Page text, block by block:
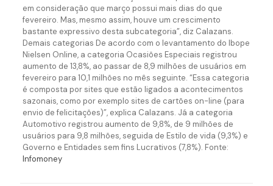
em consideração que março possui mais dias do que
fevereiro. Mas, mesmo assim, houve um crescimento
bastante expressivo desta subcategoria”, diz Calazans.
Demais categorias De acordo com o levantamento do Ibope
Nielsen Online, a categoria Ocasiões Especiais registrou
aumento de 13,8%, ao passar de 8,9 milhões de usuários em
fevereiro para 10,1 milhões no mês seguinte. “Essa categoria
é composta por sites que estão ligados a acontecimentos
sazonais, como por exemplo sites de cartões on-line (para
envio de felicitações)”, explica Calazans. Já a categoria
Automotivo registrou aumento de 9,8%, de 9 milhões de
usuários para 9,8 milhões, seguida de Estilo de vida (9,3%) e
Governo e Entidades sem fins Lucrativos (7,8%). Fonte:
Infomoney